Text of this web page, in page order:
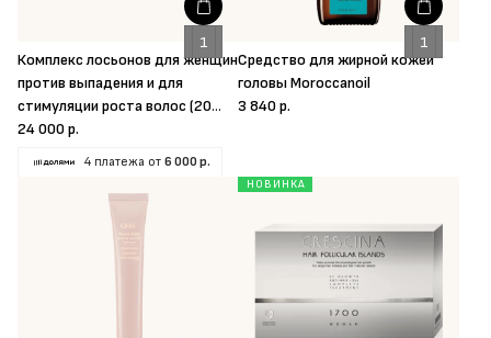
Комплекс лосьонов для женщин
против выпадения и для
стимуляции роста волос (20
ампул) Crescina
24 000 р.
4 платежа от 6 000 р.
Средство для жирной кожей
головы Moroccanoil
3 840 р.
НОВИНКА